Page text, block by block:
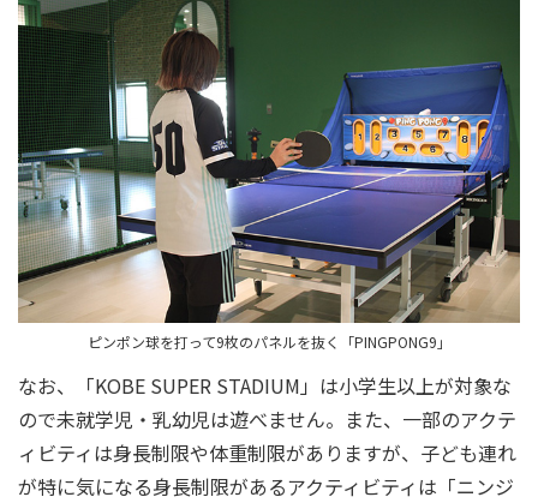
ピンポン球を打って9枚のパネルを抜く「PINGPONG9」
なお、「KOBE SUPER STADIUM」は小学生以上が対象な
ので未就学児・乳幼児は遊べません。また、一部のアクテ
ィビティは身長制限や体重制限がありますが、子ども連れ
が特に気になる身長制限があるアクティビティは「ニンジ